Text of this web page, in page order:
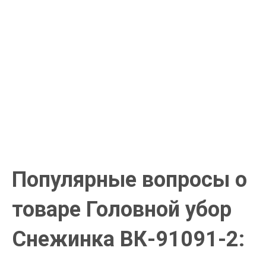
Популярные вопросы о
товаре Головной убор
Снежинка ВК-91091-2: